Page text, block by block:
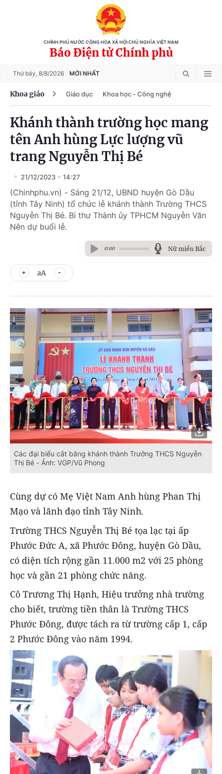
CHÍNH PHỦ NƯỚC CỘNG HÒA XÃ HỘI CHỦ NGHĨA VIỆT NAM
Báo Điện tử Chính phủ
Thứ bảy, 8/8/2026 MỚI NHẤT
Khoa giáo Giáo dục Khoa học - Công nghệ
Khánh thành trường học mang
tên Anh hùng Lực lượng vũ
trang Nguyễn Thị Bé
21/12/2023 14:27
(Chinhphu.vn) - Sáng 21/12, UBND huyện Gò Dầu
(tỉnh Tây Ninh) tổ chức lễ khánh thành Trường THCS
Nguyễn Thị Bé. Bí thư Thành ủy TPHCM Nguyễn Văn
Nên dự buổi lễ.
0:00 Nữ miền Bắc
aA
Các đại biểu cắt băng khánh thành Trưởng THCS Nguyễn
Thị Bé - Ảnh: VGP/Vũ Phong
Cùng dự có Mẹ Việt Nam Anh hùng Phan Thị
Mạo và lãnh đạo tỉnh Tây Ninh.
Trường THCS Nguyễn Thị Bé tọa lạc tại ấp
Phước Đức A, xã Phước Đông, huyện Gò Dầu,
có diện tích rộng gần 11.000 m2 với 25 phòng
học và gần 21 phòng chức năng.
Cô Trương Thị Hạnh, Hiệu trưởng nhà trường
cho biết, trường tiền thân là Trường THCS
Phước Đông, được tách ra từ trường cấp 1, cấp
2 Phước Đông vào năm 1994.